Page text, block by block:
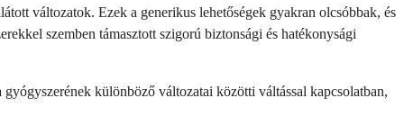
változatok. Ezek a generikus lehetőségek gyakran olcsóbbak, és
szemben támasztott szigorú biztonsági és hatékonysági
különböző változatai közötti váltással kapcsolatban,